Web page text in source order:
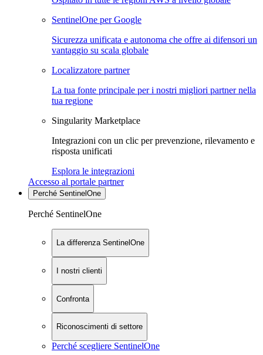
SentinelOne per Google
Sicurezza unificata e autonoma che offre ai difensori un
vantaggio su scala globale
Localizzatore partner
La tua fonte principale per i nostri migliori partner nella
tua regione
Singularity Marketplace
Integrazioni con un clic per prevenzione, rilevamento e
risposta unificati
Esplora le integrazioni
Accesso al portale partner
Perché SentinelOne
Perché SentinelOne
La differenza SentinelOne
I nostri clienti
Confronta
Riconoscimenti di settore
Perché scegliere SentinelOne